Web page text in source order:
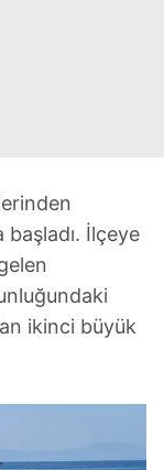
İlçeye
ikinci büyük